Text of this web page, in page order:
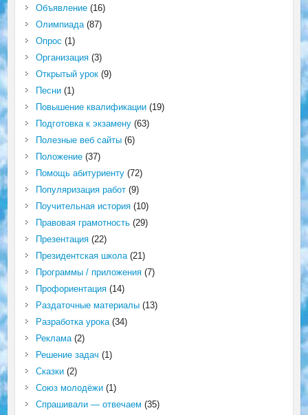
Объявление(16)
Олимпиада(87)
Опрос (1)
Организация(3)
Открытый урок(9)
Песни(1)
Повышение квалификации(19)
Подготовка к экзамену(63)
Полезные веб сайты(6)
Положение(37)
Помощь абитуриенту(72)
Популяризация работ(9)
Поучительная история(10)
Правовая грамотность(29)
Презентация(22)
Президентская школа(21)
Программы / приложения(7)
Профориентация(14)
Раздаточные материалы(13)
Разработка урока(34)
Реклама(2)
Решение задач (1)
Сказки(2)
Союз молодёжи(1)
Спрашивали — отвечаем (35)